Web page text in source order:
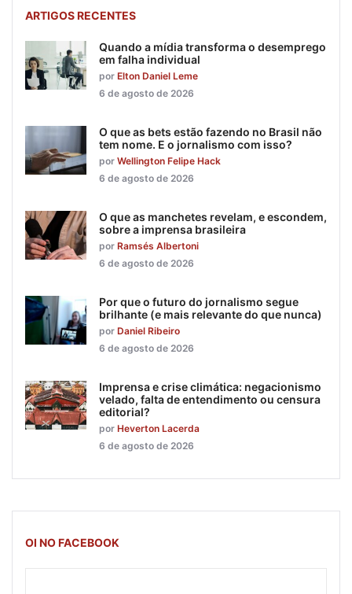
ARTIGOS RECENTES
Quando a mídia transforma o desemprego
em falha individual
por Elton Daniel Leme
6 de agosto de 2026
O que as bets estão fazendo no Brasil não
tem nome. E o jornalismo com isso?
por Wellington Felipe Hack
6 de agosto de 2026
O que as manchetes revelam, e escondem,
sobre a imprensa brasileira
por Ramsés Albertoni
6 de agosto de 2026
Por que o futuro do jornalismo segue
brilhante (e mais relevante do que nunca)
por Daniel Ribeiro
6 de agosto de 2026
Imprensa e crise climática: negacionismo
velado, falta de entendimento ou censura
editorial?
por Heverton Lacerda
6 de agosto de 2026
OI NO FACEBOOK